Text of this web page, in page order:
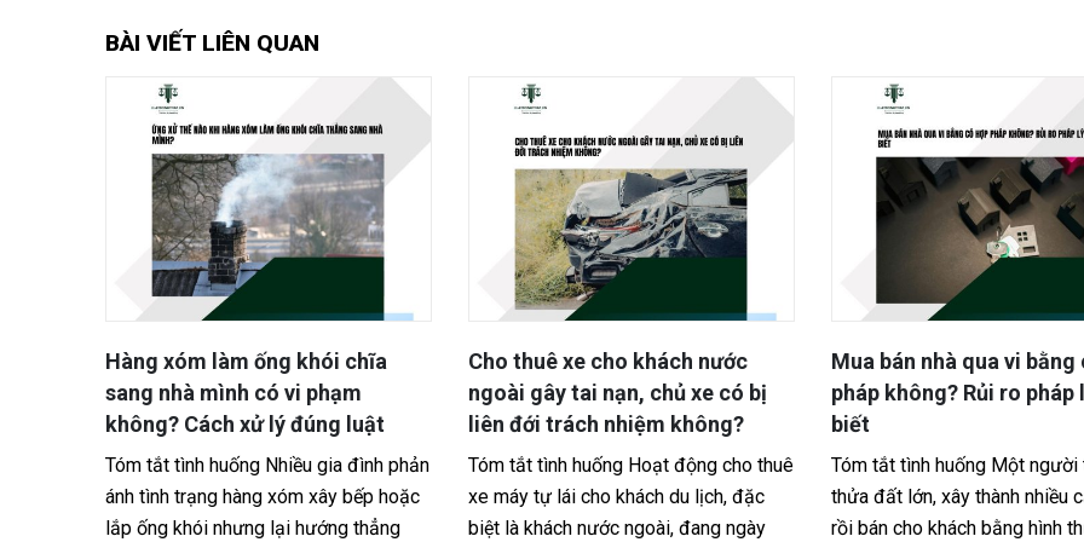
BÀI VIẾT LIÊN QUAN
Cho thuê xe cho khách nước
ngoài gây tai nạn, chủ xe có bị
liên đới trách nhiệm không?
Tóm tắt tình huống Hoạt động cho thuê
xe máy tự lái cho khách du lịch, đặc
biệt là khách nước ngoài, đang ngày
Mua bán nhà qua vi bằng có hợp
pháp không? Rủi ro pháp lý cần
biết
Tóm tắt tình huống Một người tự ý tách
thửa đất lớn, xây thành nhiều căn nhà
rồi bán cho khách bằng hình thức lập vi
Cha mẹ để lại di chúc
ràng, chia thừa kế thế
Tóm tắt tình huống Một gia
mẹ lập di chúc chung đã
chứng, trong đó để lại toàn
cho ba người con. Tuy...